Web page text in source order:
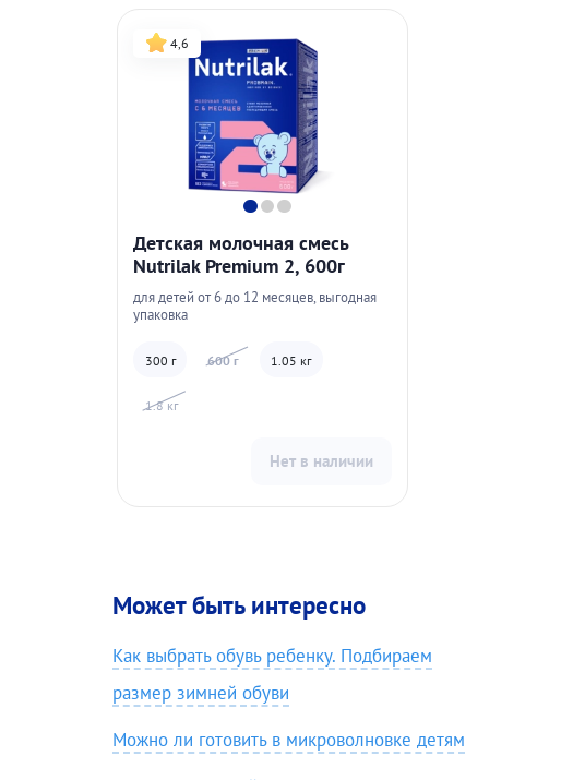
4,6
Детская молочная смесь
Nutrilak Premium 2, 600г
для детей от 6 до 12 месяцев, выгодная
упаковка
300 г 600 г 1.05 кг
1.8 кг
Нет в наличии
Может быть интересно
Как выбрать обувь ребенку. Подбираем
размер зимней обуви
Можно ли готовить в микроволновке детям